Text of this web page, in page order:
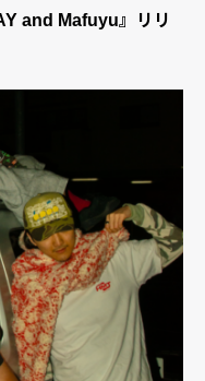
and Mafuyu』リリ